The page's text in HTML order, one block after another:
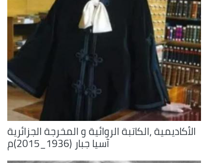
الأكاديمية ،الكاتبة الروائية و المخرجة الجزائرية
آسيا جبار (1936_2015)م